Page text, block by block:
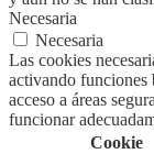
Necesaria
Necesaria
Las cookies
activando funciones
acceso a áreas
funcionar
Cookie